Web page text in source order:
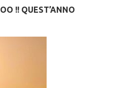
!! QUEST’ANNO